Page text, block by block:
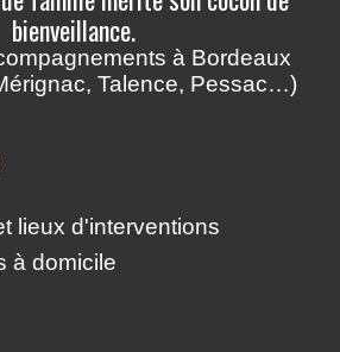
bienveillance.
à Bordeaux
Talence, Pessac…)
lieux d'interventions
à domicile